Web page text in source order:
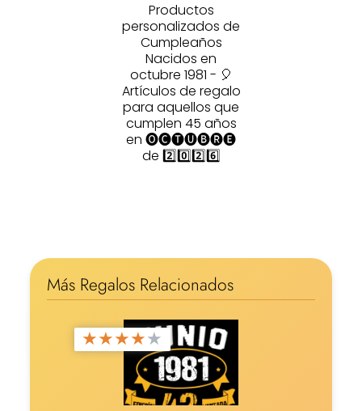
Productos
personalizados de
Cumpleaños
Nacidos en
octubre 1981 - 🎈
Artículos de regalo
para aquellos que
cumplen 45 años
en 🅞🅒🅣🅤🅑🅡🅔
de 2️⃣0️⃣2️⃣6️⃣
Más Regalos Relacionados
★★★★★